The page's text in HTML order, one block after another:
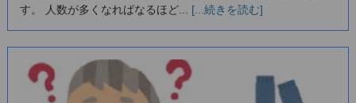
す。 人数が多くなればなるほど... [...続きを読む]